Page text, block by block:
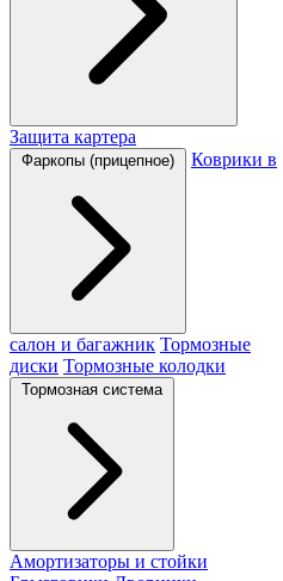
Защита картера
Фаркопы (прицепное) Коврики в
салон и багажник Тормозные
диски Тормозные колодки
Тормозная система
Амортизаторы и стойки